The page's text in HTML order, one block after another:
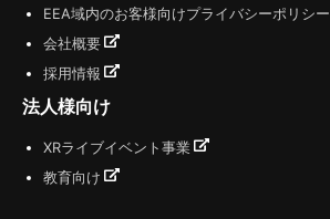
EEA域内のお客様向けプライバシーポリシー
会社概要
採用情報
法人様向け
XRライブイベント事業
教育向け